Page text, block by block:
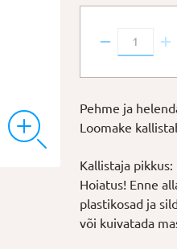
Helendav
Kallistaja
"T-
kogus
Pehme ja
Loomake
Kallistaja pikkus:
Hoiatus! Enne
plastikosad ja
või kuivatada